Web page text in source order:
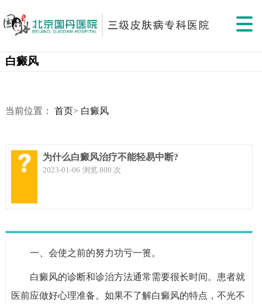
白癜风
当前位置： 首页> 白癜风
为什么白癜风治疗不能轻易中断?
2023-01-06 浏览 800 次
一、会使之前的努力功亏一篑。
白癜风的诊断和诊治方法通常需要很长时间。患者就
医前应做好心理准备。如果不了解白癜风的特点，不光不